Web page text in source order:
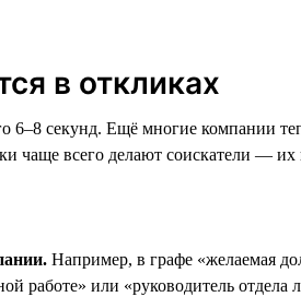
в откликах
секунд. Ещё многие компании
чаще всего делают соискатели — их
Например, в графе «желаемая
работе» или «руководитель отдела